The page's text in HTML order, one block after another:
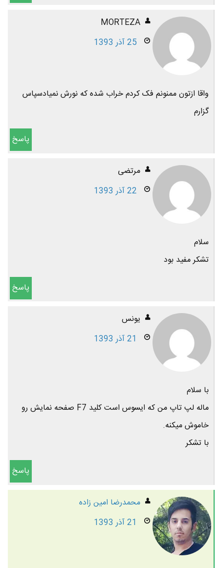
MORTEZA
25 آذر 1393
واقا ازتون ممنونم فک کردم خراب شده که نورش نمیادسپاس
گزارم
پاسخ
مرتضی
22 آذر 1393
سلام
تشکر مفید بود
پاسخ
یونس
21 آذر 1393
با سلام
ماله لپ تاپ من که ایسوس است کلید F7 صفحه نمایش رو
خاموش میکنه.
با تشکر
پاسخ
محمدرضا امين زاده
21 آذر 1393